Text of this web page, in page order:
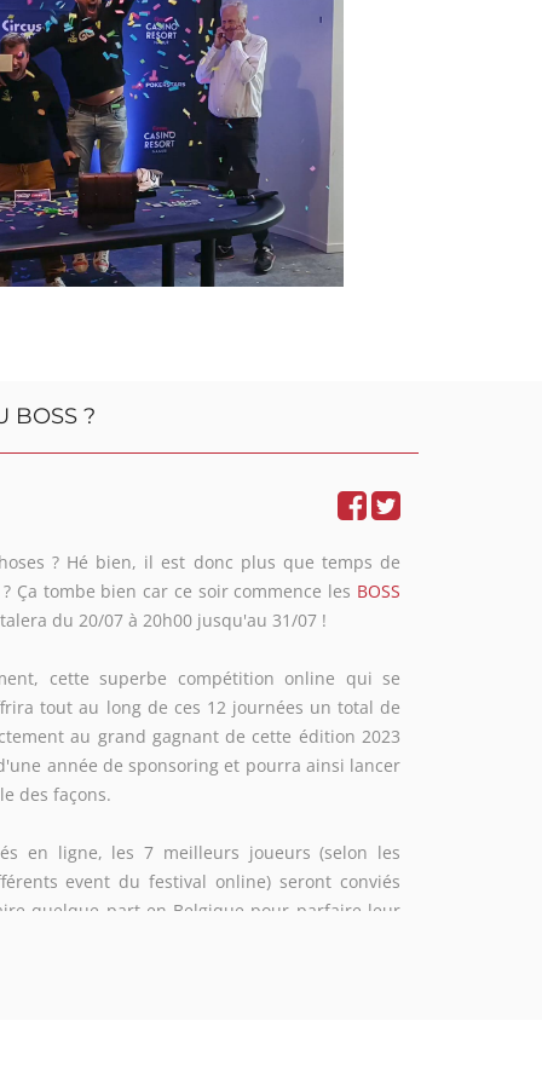
BOSS ?
? Hé bien, il est donc plus que temps de
Ça tombe bien car ce soir commence les BOSS
du 20/07 à 20h00 jusqu'au 31/07 !
cette superbe compétition online qui se
tout au long de ces 12 journées un total de
au grand gagnant de cette édition 2023
année de sponsoring et pourra ainsi lancer
des façons.
en ligne, les 7 meilleurs joueurs (selon les
event du festival online) seront conviés
quelque part en Belgique pour parfaire leur
joueurs, ils s'affronteront pour obtenir la plus